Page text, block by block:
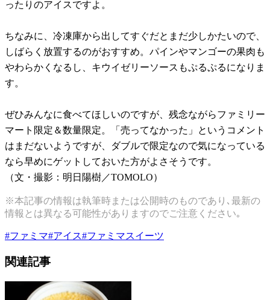
ったりのアイスですよ。
ちなみに、冷凍庫から出してすぐだとまだ少しかたいので、
しばらく放置するのがおすすめ。パインやマンゴーの果肉も
やわらかくなるし、キウイゼリーソースもぷるぷるになりま
す。
ぜひみんなに食べてほしいのですが、残念ながらファミリー
マート限定＆数量限定。「売ってなかった」というコメント
はまだないようですが、ダブルで限定なので気になっている
なら早めにゲットしておいた方がよさそうです。
（文・撮影：明日陽樹／TOMOLO）
※本記事の情報は執筆時または公開時のものであり､最新の
情報とは異なる可能性がありますのでご注意ください｡
#ファミマ#アイス#ファミマスイーツ
関連記事